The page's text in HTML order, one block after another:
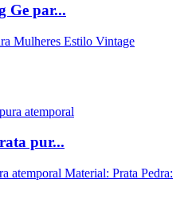
Ge par...
Mulheres Estilo Vintage
pur...
atemporal Material: Prata Pedra: